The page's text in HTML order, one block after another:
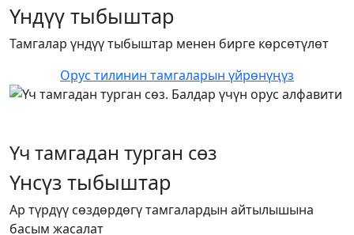
Үндүү тыбыштар
Тамгалар үндүү тыбыштар менен бирге көрсөтүлөт
Орус тилинин тамгаларын үйрөнүңүз
Үч тамгадан турган сөз
Үнсүз тыбыштар
Ар түрдүү сөздөрдөгү тамгалардын айтылышына
басым жасалат